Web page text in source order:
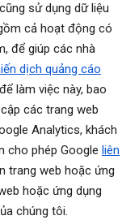
sử dụng dữ liệu
cả hoạt động có
để giúp các nhà
dịch quảng cáo
làm việc này, bao
các trang web
Analytics, khách
cho phép Google liên
trang web hoặc ứng
hoặc ứng dụng
chúng tôi.